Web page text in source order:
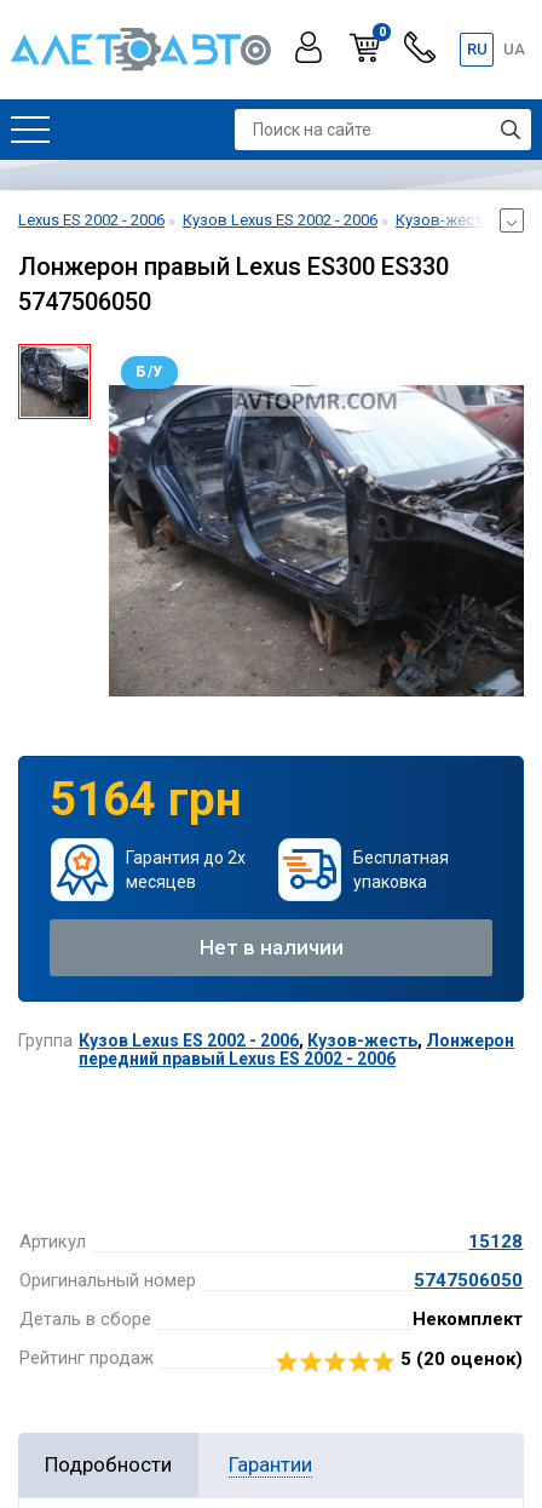
0
RU UA
Lexus ES 2002 - 2006 Кузов Lexus ES 2002 - 2006 Кузов-жесть Lexus
Лонжерон правый Lexus ES300 ES330
5747506050
Б/У
Артикул
15128
Оригинальный номер
5747506050
Деталь в сборе
Некомплект
Рейтинг продаж
5 (20 оценок)
5164 грн
Гарантия до 2х
месяцев
Бесплатная
упаковка
Нет в наличии
Группа Кузов Lexus ES 2002 - 2006, Кузов-жесть, Лонжерон
передний правый Lexus ES 2002 - 2006
Подробности Гарантии